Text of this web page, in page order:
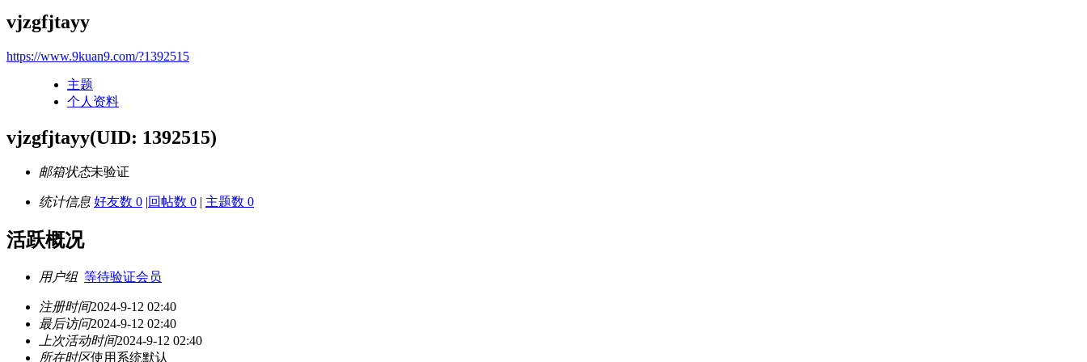
vjzgfjtayy
https://www.9kuan9.com/?1392515
主题
个人资料
vjzgfjtayy(UID: 1392515)
邮箱状态未验证
统计信息 好友数 0 |回帖数 0 | 主题数 0
活跃概况
用户组 等待验证会员
注册时间2024-9-12 02:40
最后访问2024-9-12 02:40
上次活动时间2024-9-12 02:40
所在时区使用系统默认